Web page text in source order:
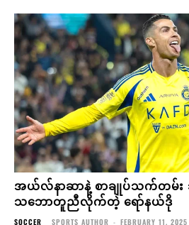
အယ်လ်နာဆာနဲ့ စာချုပ်သက်တမ်း
သဘောတူညီလိုက်တဲ့ ရော်နယ်ဒို
SOCCER SPORTS AUTHOR - FEBRUARY 11, 2025